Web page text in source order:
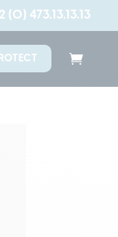
(0) 473.13.13.13